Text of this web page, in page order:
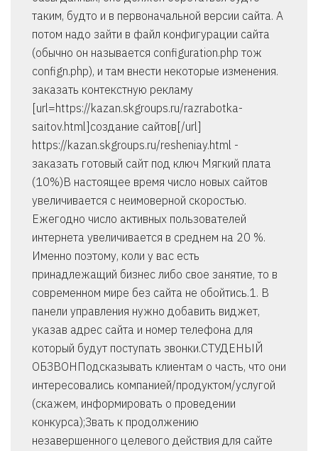
таким, будто и в первоначальной версии сайта. А
потом надо зайти в файл конфигурации сайта
(обычно он называется configuration.php тож
confign.php), и там внести некоторые изменения.
заказать контекстную рекламу
[url=https://kazan.skgroups.ru/razrabotka-
saitov.html]создание сайтов[/url]
https://kazan.skgroups.ru/resheniay.html -
заказать готовый сайт под ключ Мягкий плата
(10%)В настоящее время число новых сайтов
увеличивается с неимоверной скоростью.
Ежегодно число активных пользователей
интернета увеличивается в среднем на 20 %.
Именно поэтому, коли у вас есть
принадлежащий бизнес либо свое занятие, то в
современном мире без сайта не обойтись.1. В
панели управления нужно добавить виджет,
указав адрес сайта и номер телефона для
который будут поступать звонки.СТУДЕНЫЙ
ОБЗВОНПодсказывать клиентам о часть, что они
интересовались компанией/продуктом/услугой
(скажем, информировать о проведении
конкурса);Звать к продолжению
незавершенного целевого действия для сайте